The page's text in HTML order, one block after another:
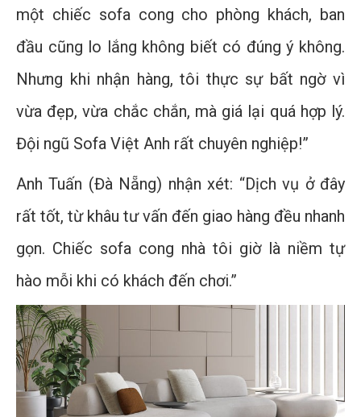
một chiếc sofa cong cho phòng khách, ban
đầu cũng lo lắng không biết có đúng ý không.
Nhưng khi nhận hàng, tôi thực sự bất ngờ vì
vừa đẹp, vừa chắc chắn, mà giá lại quá hợp lý.
Đội ngũ Sofa Việt Anh rất chuyên nghiệp!”
Anh Tuấn (Đà Nẵng) nhận xét: “Dịch vụ ở đây
rất tốt, từ khâu tư vấn đến giao hàng đều nhanh
gọn. Chiếc sofa cong nhà tôi giờ là niềm tự
hào mỗi khi có khách đến chơi.”